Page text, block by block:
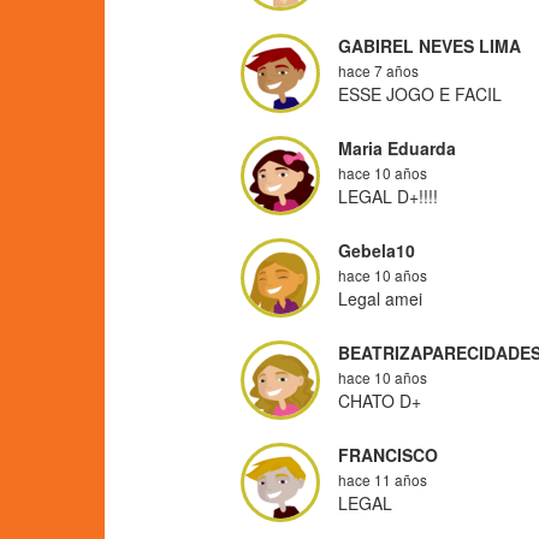
GABIREL NEVES LIMA
hace 7 años
ESSE JOGO E FACIL
Maria Eduarda
hace 10 años
LEGAL D+!!!!
Gebela10
hace 10 años
Legal amei
hace 10 años
CHATO D+
FRANCISCO
hace 11 años
LEGAL